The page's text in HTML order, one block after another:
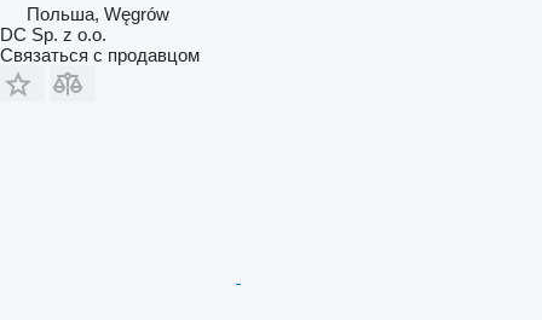
Польша, Węgrów
DC Sp. z o.o.
Связаться с продавцом